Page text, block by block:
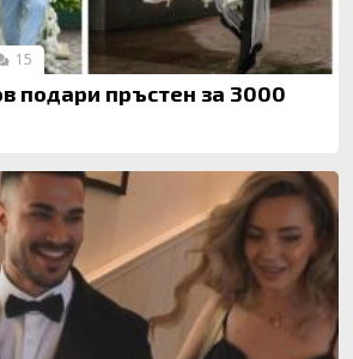
подари пръстен за 3000
15